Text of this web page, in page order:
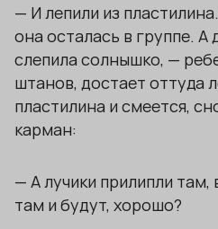
— И лепили из
она осталась в группе. А
слепила солнышко, —
штанов, достает оттуда
пластилина и смеется,
карман:
— А лучики прилипли
там и будут, хорошо?